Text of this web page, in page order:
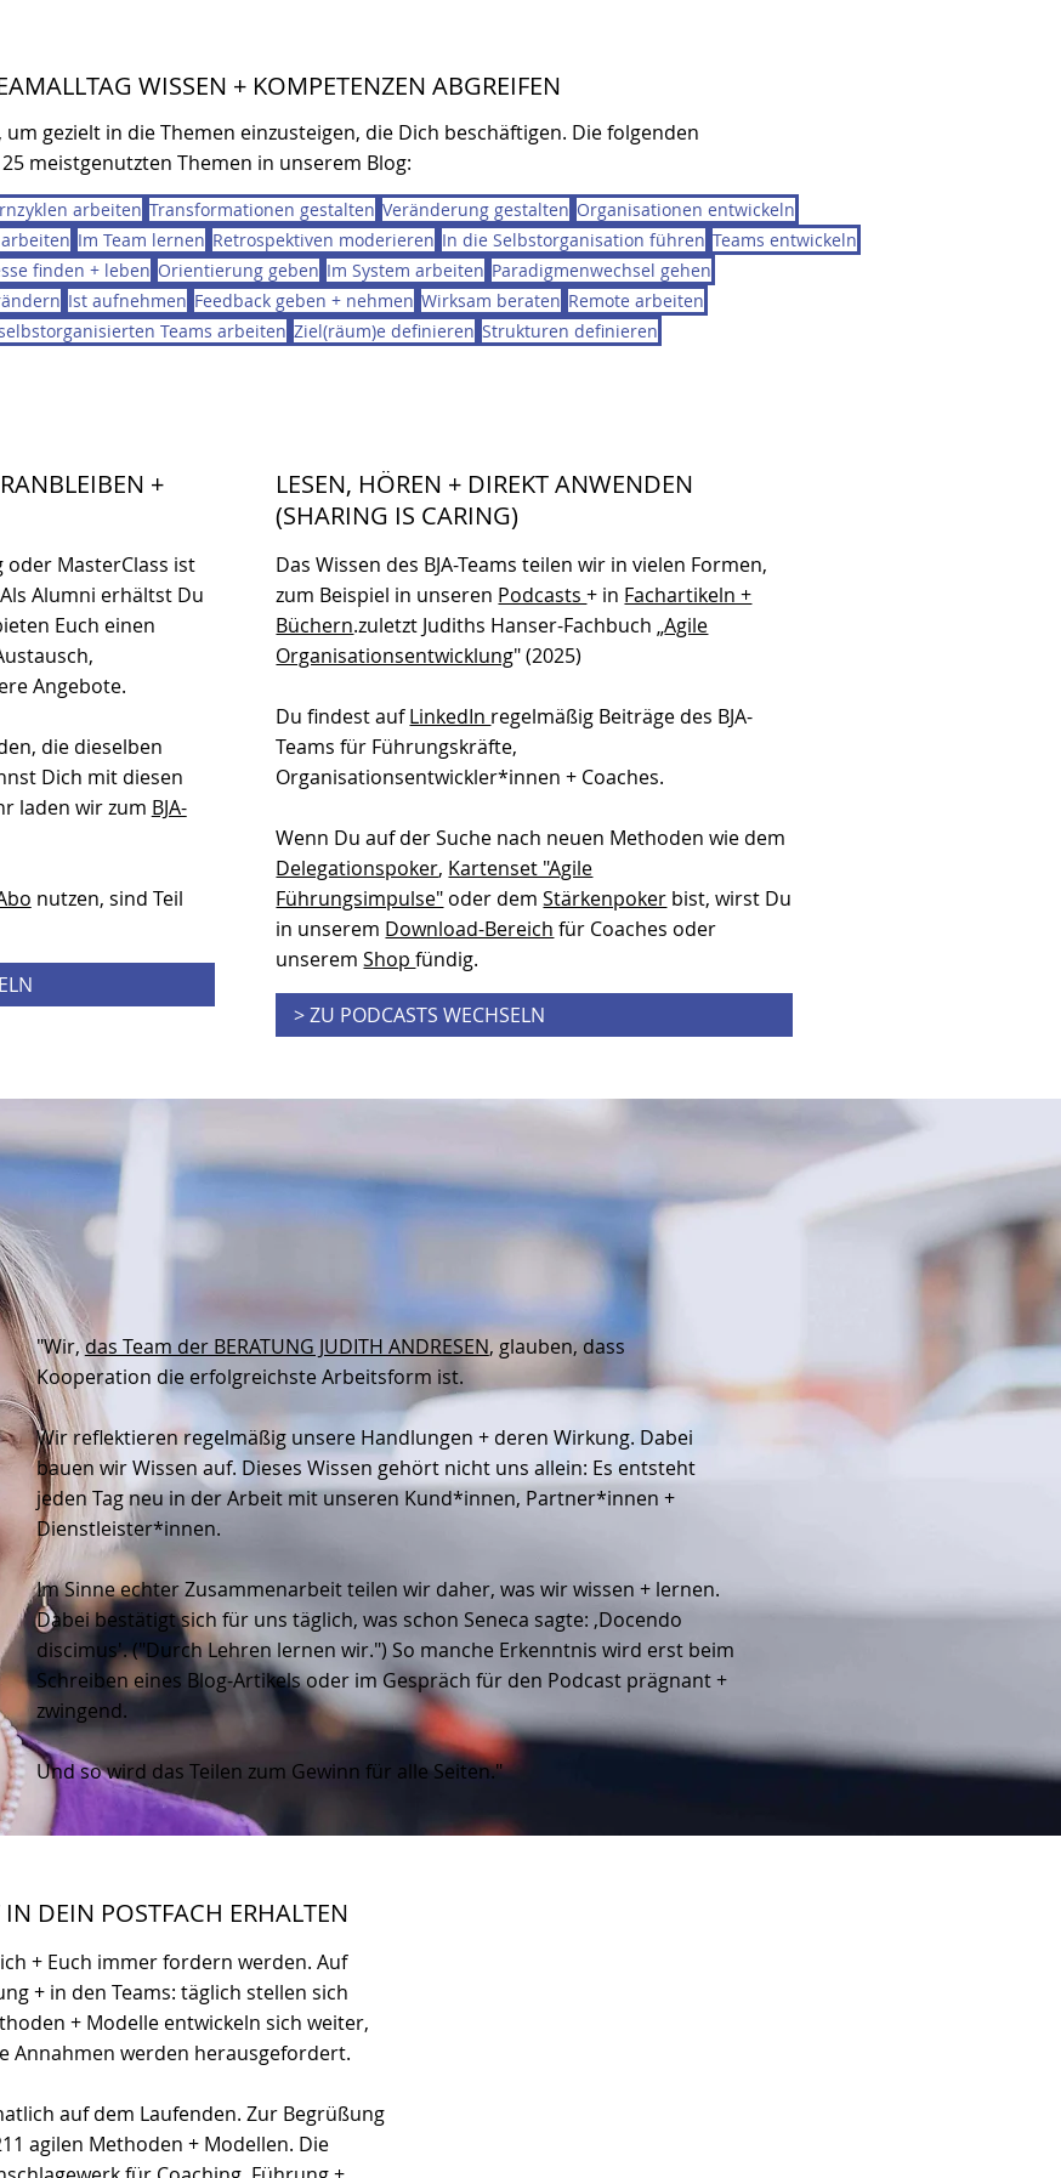
WISSEN + KOMPETENZEN ABGREIFEN
um gezielt in die Themen einzusteigen, die Dich beschäftigen. Die folgenden
meistgenutzten Themen in unserem Blog:
arbeiten Transformationen gestalten Veränderung gestalten Organisationen entwickeln
Im Team lernen Retrospektiven moderieren In die Selbstorganisation führen Teams entwickeln
finden + leben Orientierung geben Im System arbeiten Paradigmenwechsel gehen
Ist aufnehmen Feedback geben + nehmen Wirksam beraten Remote arbeiten
Teams arbeiten Ziel(räum)e definieren Strukturen definieren
+
oder MasterClass ist
Alumni erhältst Du
Euch einen
Angebote.
die dieselben
Dich mit diesen
laden wir zum BJA-
nutzen, sind Teil
LESEN, HÖREN + DIREKT ANWENDEN
(SHARING IS CARING)
Das Wissen des BJA-Teams teilen wir in vielen Formen,
zum Beispiel in unseren Podcasts+ in Fachartikeln +
Büchern.zuletzt Judiths Hanser-Fachbuch „Agile
Organisationsentwicklung" (2025)
Du findest aufLinkedIn regelmäßig Beiträge des BJA-
Teams für Führungskräfte,
Organisationsentwickler*innen + Coaches.
Wenn Du auf der Suche nach neuen Methoden wie dem
Delegationspoker, Kartenset "Agile
Führungsimpulse" oder demStärkenpoker bist, wirst Du
in unserem Download-Bereich für Coaches oder
unseremShopfündig.
> ZU PODCASTS WECHSELN
"Wir,das Team der BERATUNG JUDITH ANDRESEN, glauben, dass
Kooperation die erfolgreichste Arbeitsform ist.
Wir reflektieren regelmäßig unsere Handlungen + deren Wirkung. Dabei
bauen wir Wissen auf. Dieses Wissen gehört nicht uns allein: Es entsteht
jeden Tag neu in der Arbeit mit unseren Kund*innen, Partner*innen +
Dienstleister*innen.
Im Sinne echter Zusammenarbeit teilen wir daher, was wir wissen + lernen.
Dabei bestätigt sich für uns täglich, was schon Seneca sagte: ‚Docendo
discimus'. ("Durch Lehren lernen wir.") So manche Erkenntnis wird erst beim
Schreiben eines Blog-Artikels oder im Gespräch für den Podcast prägnant +
zwingend.
Und so wird das Teilen zum Gewinn für alle Seiten."
DEIN POSTFACH ERHALTEN
+ Euch immer fordern werden. Auf
+ in den Teams: täglich stellen sich
+ Modelle entwickeln sich weiter,
Annahmen werden herausgefordert.
auf dem Laufenden. Zur Begrüßung
agilen Methoden + Modellen. Die